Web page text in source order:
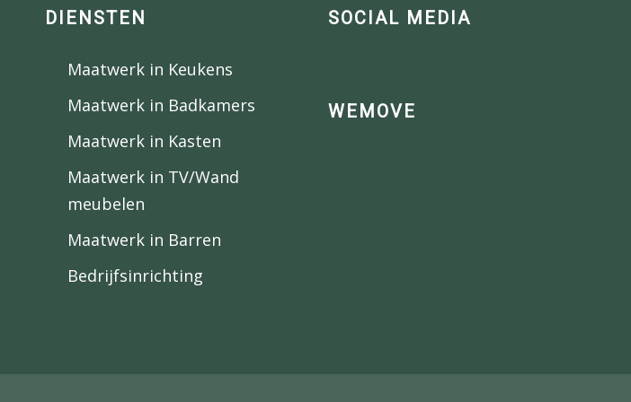
DIENSTEN
Maatwerk in Keukens
Maatwerk in Badkamers
Maatwerk in Kasten
Maatwerk in TV/Wand
meubelen
Maatwerk in Barren
Bedrijfsinrichting
SOCIAL MEDIA
WEMOVE